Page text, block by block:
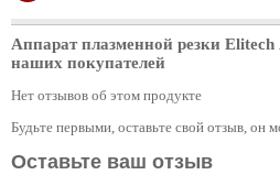
Аппарат плазменной резки
наших покупателей
Нет отзывов об этом продукте
Будьте первыми, оставьте свой отзыв, он
Оставьте ваш отзыв